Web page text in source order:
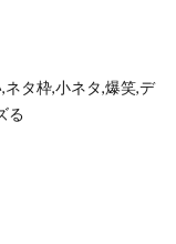
ネタ枠,小ネタ,爆笑,デ
る